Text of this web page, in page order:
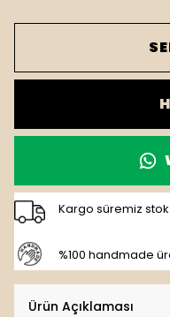
Kargo süremiz
%100 handmade
Ürün Açıklaması